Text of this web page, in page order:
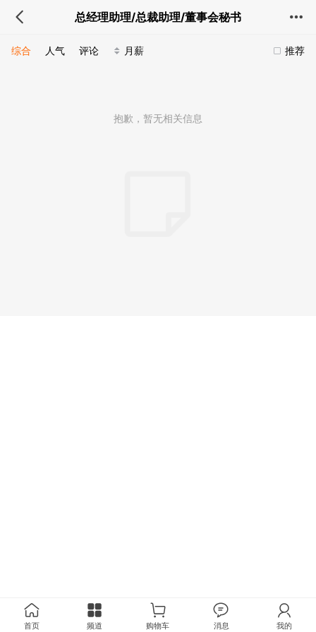
总经理助理/总裁助理/董事会秘书
推荐
综合 人气 评论 月薪
抱歉，暂无相关信息
首页 频道 购物车 消息 我的